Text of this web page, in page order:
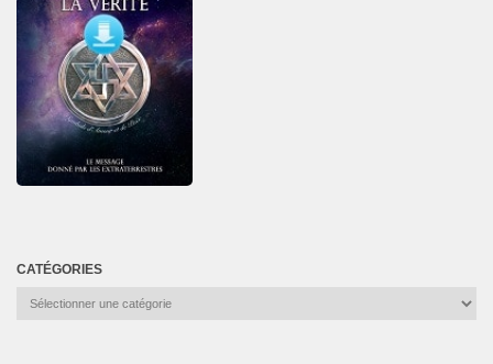
CATÉGORIES
Catégories